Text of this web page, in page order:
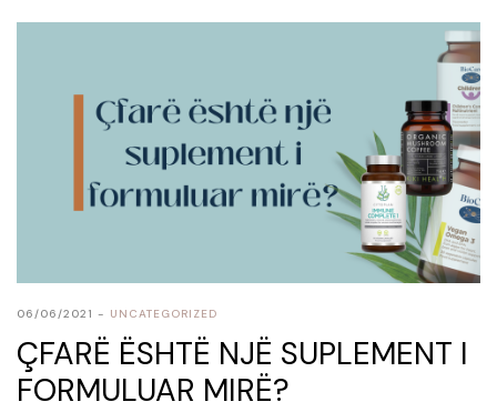
06/06/2021 UNCATEGORIZED
ÇFARË ËSHTË NJË SUPLEMENT I
FORMULUAR MIRË?